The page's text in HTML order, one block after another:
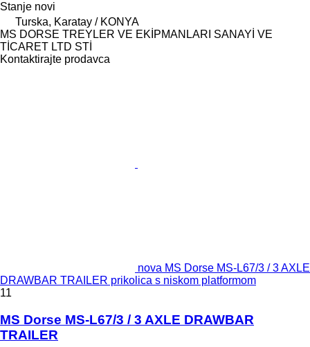
Stanje novi
Turska, Karatay / KONYA
MS DORSE TREYLER VE EKİPMANLARI SANAYİ VE
TİCARET LTD STİ
Kontaktirajte prodavca
nova MS Dorse MS-L67/3 / 3 AXLE
DRAWBAR TRAILER prikolica s niskom platformom
11
MS Dorse MS-L67/3 / 3 AXLE DRAWBAR
TRAILER